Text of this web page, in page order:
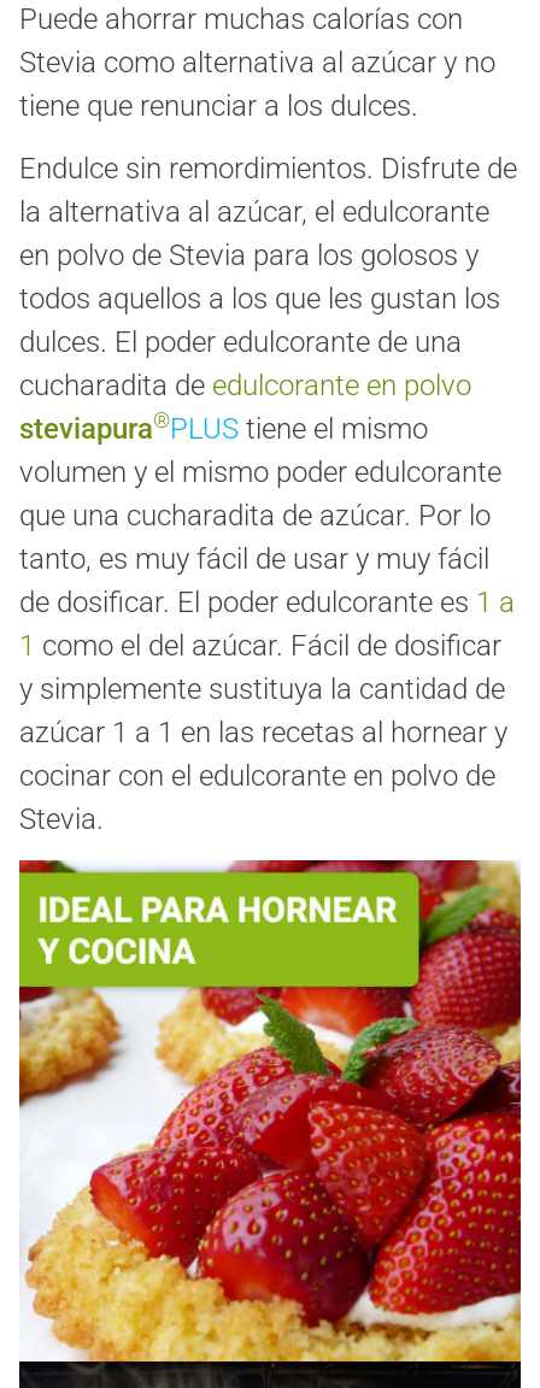
Puede ahorrar muchas calorías con
Stevia como alternativa al azúcar y no
tiene que renunciar a los dulces.
Endulce sin remordimientos. Disfrute de
la alternativa al azúcar, el edulcorante
en polvo de Stevia para los golosos y
todos aquellos a los que les gustan los
dulces. El poder edulcorante de una
cucharadita de edulcorante en polvo
steviapura®PLUS tiene el mismo
volumen y el mismo poder edulcorante
que una cucharadita de azúcar. Por lo
tanto, es muy fácil de usar y muy fácil
de dosificar. El poder edulcorante es 1 a
1 como el del azúcar. Fácil de dosificar
y simplemente sustituya la cantidad de
azúcar 1 a 1 en las recetas al hornear y
cocinar con el edulcorante en polvo de
Stevia.